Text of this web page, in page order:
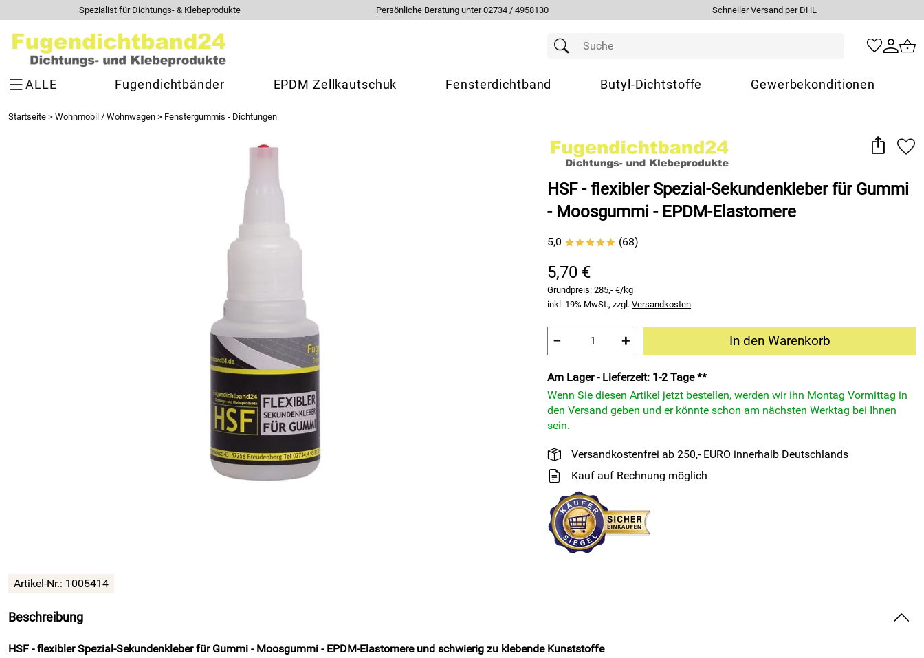
Spezialist für Dichtungs- & Klebeprodukte Persönliche Beratung unter 02734 / 4958130 Schneller Versand per DHL
ALLE Fugendichtbänder EPDM Zellkautschuk Fensterdichtband Butyl-Dichtstoffe Gewerbekonditionen
Startseite > Wohnmobil / Wohnwagen > Fenstergummis - Dichtungen
HSF - flexibler Spezial-Sekundenkleber für Gummi
- Moosgummi - EPDM-Elastomere
5,0 ***** (68)
5,70 €
Grundpreis: 285,- €/kg
inkl. 19% MwSt., zzgl. Versandkosten
− + In den Warenkorb
Am Lager - Lieferzeit: 1-2 Tage **
Wenn Sie diesen Artikel jetzt bestellen, werden wir ihn Montag Vormittag in
den Versand geben und er könnte schon am nächsten Werktag bei Ihnen
sein.
Versandkostenfrei ab 250,- EURO innerhalb Deutschlands
Kauf auf Rechnung möglich
Artikel-Nr.: 1005414
Beschreibung
HSF - flexibler Spezial-Sekundenkleber für Gummi - Moosgummi - EPDM-Elastomere und schwierig zu klebende Kunststoffe